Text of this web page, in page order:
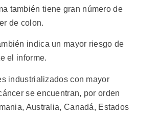
también tiene gran número de
de colon.
indica un mayor riesgo de
el informe.
industrializados con mayor
se encuentran, por orden
Australia, Canadá, Estados